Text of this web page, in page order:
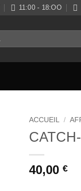
11:00 - 18:OO
ACCUEIL /
40,00 €